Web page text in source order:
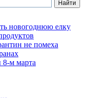
новогоднюю елку
не помеха
8-м марта